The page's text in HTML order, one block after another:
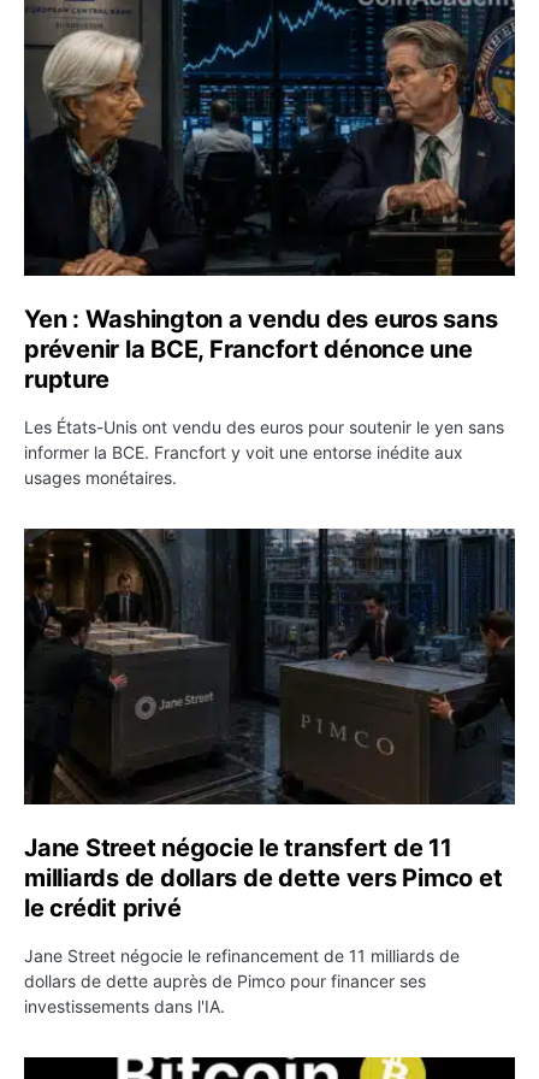
Yen : Washington a vendu des euros sans prévenir la
Yen : Washington a vendu des euros sans
prévenir la BCE, Francfort dénonce une
rupture
Les États-Unis ont vendu des euros pour soutenir le yen sans
informer la BCE. Francfort y voit une entorse inédite aux
usages monétaires.
Jane Street négocie le transfert de 11 milliards de
Jane Street négocie le transfert de 11
milliards de dollars de dette vers Pimco et
le crédit privé
Jane Street négocie le refinancement de 11 milliards de
dollars de dette auprès de Pimco pour financer ses
investissements dans l'IA.
Bitcoin stagne à 64 000 dollars pendant que les